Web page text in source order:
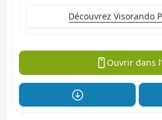
Découvrez Visorando
Ouvrir dans